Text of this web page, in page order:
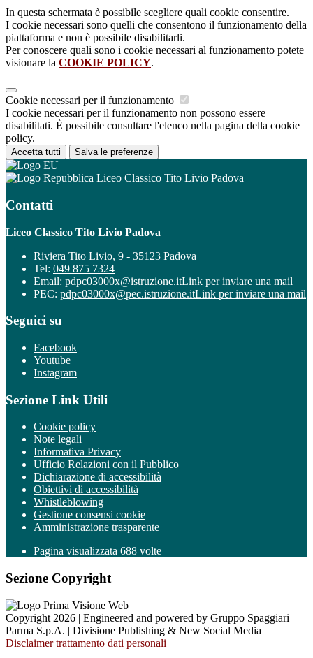
In questa schermata è possibile scegliere quali cookie consentire.
I cookie necessari sono quelli che consentono il funzionamento della
piattaforma e non è possibile disabilitarli.
Per conoscere quali sono i cookie necessari al funzionamento potete
visionare la COOKIE POLICY.
Cookie necessari per il funzionamento
I cookie necessari per il funzionamento non possono essere
disabilitati. È possibile consultare l'elenco nella pagina della cookie
policy.
Accetta tutti Salva le preferenze
Liceo Classico Tito Livio Padova
Contatti
Liceo Classico Tito Livio Padova
Riviera Tito Livio, 9 - 35123 Padova
Tel: 049 875 7324
Email: pdpc03000x@istruzione.itLink per inviare una mail
PEC: pdpc03000x@pec.istruzione.itLink per inviare una mail
Seguici su
Facebook
Youtube
Instagram
Sezione Link Utili
Cookie policy
Note legali
Informativa Privacy
Ufficio Relazioni con il Pubblico
Dichiarazione di accessibilità
Obiettivi di accessibilità
Whistleblowing
Gestione consensi cookie
Amministrazione trasparente
Pagina visualizzata 688 volte
Sezione Copyright
Copyright 2026 | Engineered and powered by Gruppo Spaggiari
Parma S.p.A. | Divisione Publishing & New Social Media
Disclaimer trattamento dati personali